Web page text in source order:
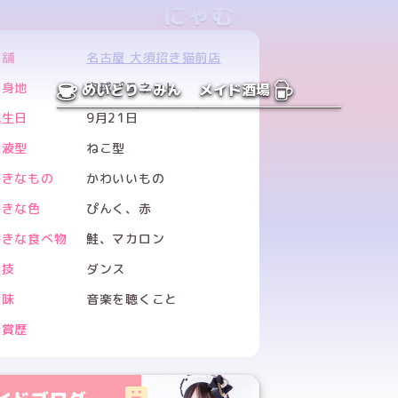
めいどりーみん メイド酒場
にゃむ
名古屋 大須招き猫前店
地
肉球プラネット
日
9月21日
型
ねこ型
なもの
かわいいもの
な色
ぴんく、赤
な食べ物
鮭、マカロン
ダンス
音楽を聴くこと
歴